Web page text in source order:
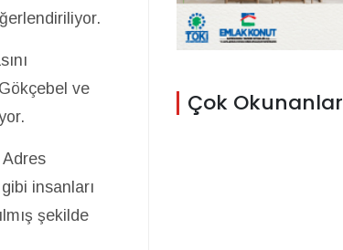
ve
Adres
insanları
şekilde
Çok Okunanlar